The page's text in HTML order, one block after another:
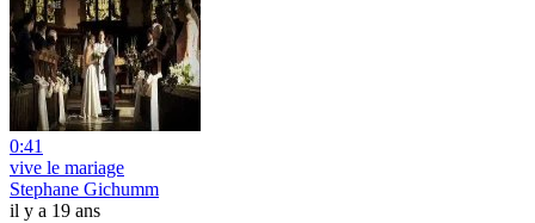
0:41
vive le mariage
Stephane Gichumm
il y a 19 ans